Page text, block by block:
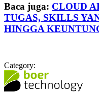
Baca juga: CLOUD
TUGAS, SKILLS
HINGGA
Category: